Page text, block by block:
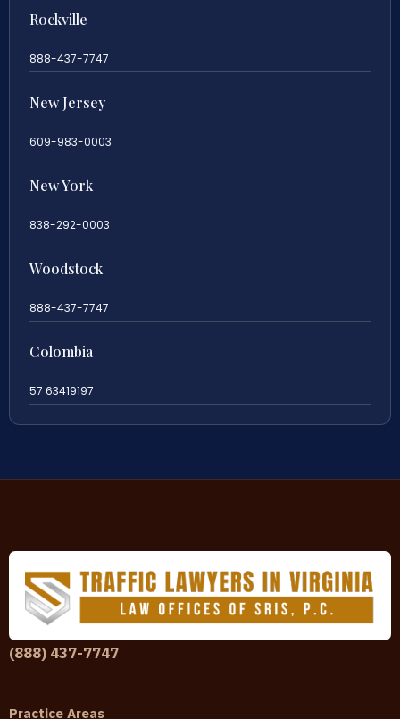
Rockville
888-437-7747
New Jersey
609-983-0003
New York
838-292-0003
Woodstock
888-437-7747
Colombia
57 63419197
(888) 437-7747
Practice Areas